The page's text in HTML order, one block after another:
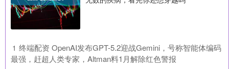
1 ​终端配资 OpenAI发布GPT-5.2迎战Gemini，号称智能体编码
最强，赶超人类专家，Altman料1月解除红色警报